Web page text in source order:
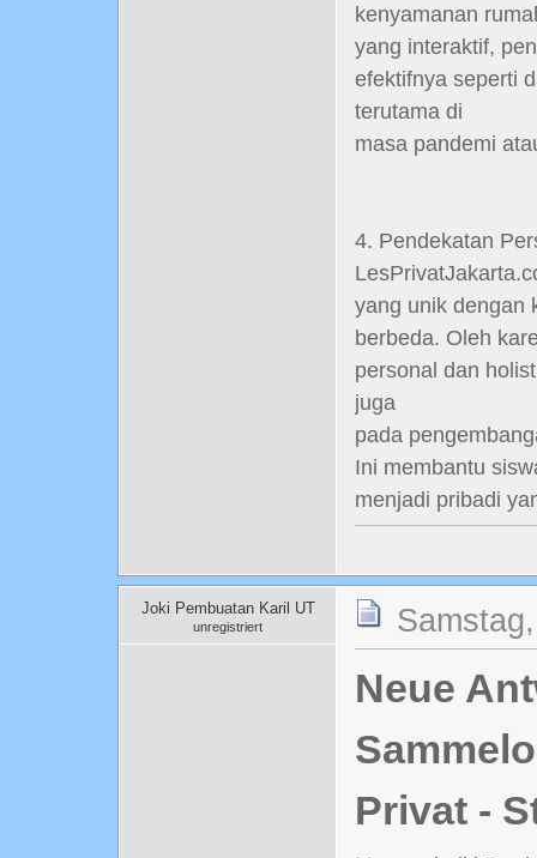
kenyamanan
yang interaktif,
efektifnya seperti
terutama di
masa pandemi
4. Pendekatan
yang unik dengan
berbeda. Oleh
personal dan
juga
pada
Ini membantu
menjadi pribadi
Joki Pembuatan Karil UT
unregistriert
Neue
Privat -